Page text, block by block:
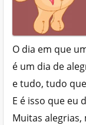
O dia em que
é um dia de
e tudo, tudo
E é isso que eu
Muitas